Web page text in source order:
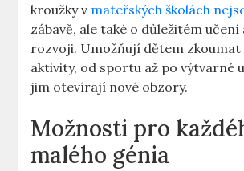
kroužky v mateřských školách
zábavě, ale také o důležitém
rozvoji. Umožňují dětem
aktivity, od sportu až po výtvarné
jim otevírají nové obzory.
Možnosti pro
malého génia